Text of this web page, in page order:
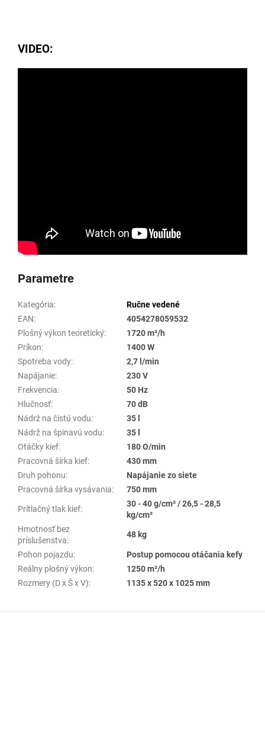
VIDEO:
Parametre
Kategória:
Ručne vedené
EAN:
4054278059532
Plošný výkon teoretický:
1720 m²/h
Príkon:
1400 W
Spotreba vody:
2,7 l/min
Napájanie:
230 V
Frekvencia:
50 Hz
Hlučnosť:
70 dB
Nádrž na čistú vodu:
35 l
Nádrž na špinavú vodu:
35 l
Otáčky kief:
180 O/min
Pracovná šírka kief:
430 mm
Druh pohonu:
Napájanie zo siete
Pracovná šírka vysávania: 750 mm
Prítlačný tlak kief:
30 - 40 g/cm² / 26,5 - 28,5
kg/cm²
Hmotnosť bez
príslušenstva:
48 kg
Pohon pojazdu:
Postup pomocou otáčania kefy
Reálny plošný výkon:
1250 m²/h
Rozmery (D x Š x V): 1135 x 520 x 1025 mm